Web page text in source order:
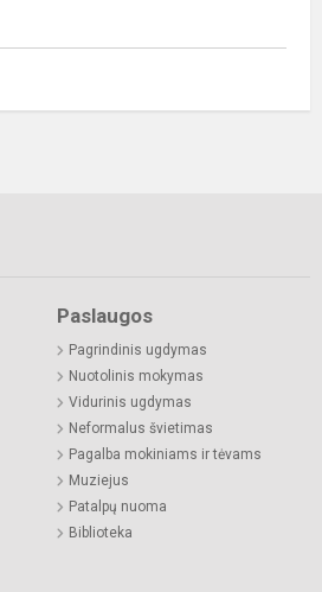
Paslaugos
Pagrindinis ugdymas
Nuotolinis mokymas
Vidurinis ugdymas
Neformalus švietimas
Pagalba mokiniams ir tėvams
Muziejus
Patalpų nuoma
Biblioteka